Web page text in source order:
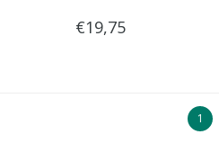
€19,75
1